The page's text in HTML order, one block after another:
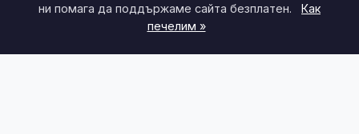
ни помага да поддържаме сайта безплатен.
Как
печелим »